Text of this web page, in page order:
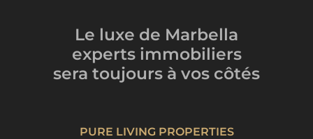
Le luxe de Marbella
experts immobiliers
sera toujours à vos côtés
PURE LIVING PROPERTIES